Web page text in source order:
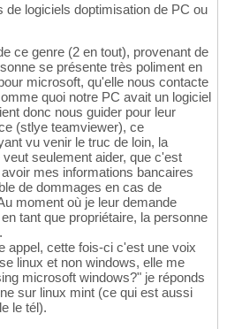
logiciels doptimisation de PC ou
ce genre (2 en tout), provenant de
se présente très poliment en
microsoft, qu'elle nous contacte
quoi notre PC avait un logiciel
donc nous guider pour leur
(stlye teamviewer), ce
vu venir le truc de loin, la
seulement aider, que c'est
mes informations bancaires
de dommages en cas de
moment où je leur demande
tant que propriétaire, la personne
appel, cette fois-ci c'est une voix
linux et non windows, elle me
microsoft windows?" je réponds
sur linux mint (ce qui est aussi
le tél).